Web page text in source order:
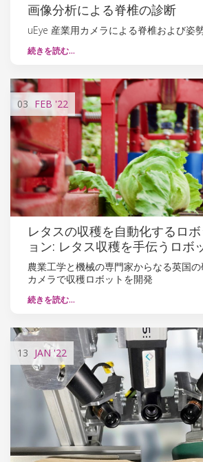
画像分析による脊椎の診断
uEye 産業用カメラによる脊椎および姿
続きを読む…
03 FEB '22
レタスの収穫を自動化するロ
ョン: レタス収穫を手伝うロボ
農業工学と機械の専門家からなる英国
カメラで収穫ロボットを開発
続きを読む…
13 JAN '22